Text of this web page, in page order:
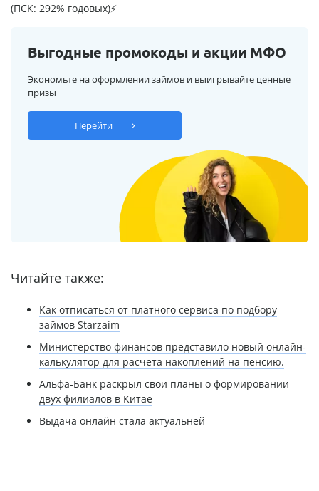
(ПСК: 292% годовых)⚡
Выгодные промокоды и акции МФО
Экономьте на оформлении займов и выигрывайте ценные
призы
Перейти
Читайте также:
Как отписаться от платного сервиса по подбору
займов Starzaim
Министерство финансов представило новый онлайн-
калькулятор для расчета накоплений на пенсию.
Альфа-Банк раскрыл свои планы о формировании
двух филиалов в Китае
Выдача онлайн стала актуальней